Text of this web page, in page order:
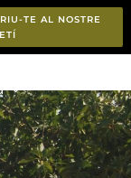
TE AL NOSTRE